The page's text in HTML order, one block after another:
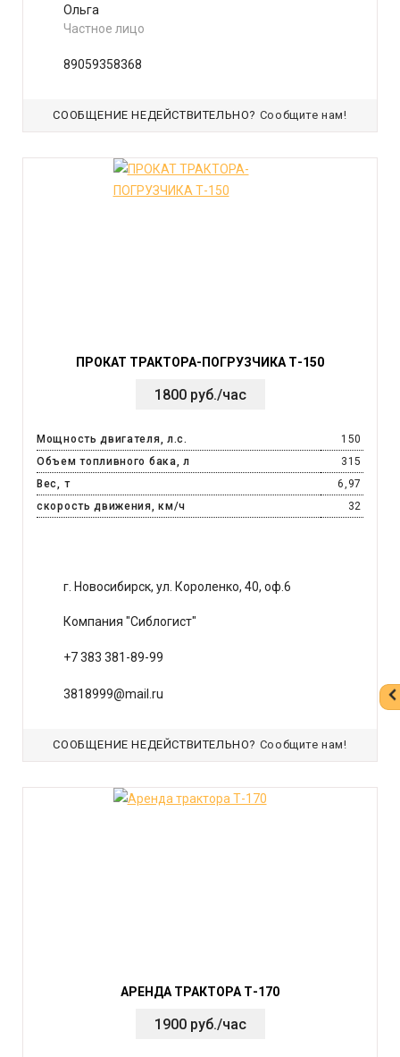
Ольга
Частное лицо
89059358368
СООБЩЕНИЕ НЕДЕЙСТВИТЕЛЬНО? Сообщите нам!
ПРОКАТ ТРАКТОРА-ПОГРУЗЧИКА Т-150
1800 руб./час
Мощность двигателя, л.с.
150
Объем топливного бака, л
315
Вес, т
6,97
скорость движения, км/ч
32
г. Новосибирск, ул. Короленко, 40, оф.6
Компания "Сиблогист"
+7 383 381-89-99
3818999@mail.ru
СООБЩЕНИЕ НЕДЕЙСТВИТЕЛЬНО? Сообщите нам!
АРЕНДА ТРАКТОРА Т-170
1900 руб./час